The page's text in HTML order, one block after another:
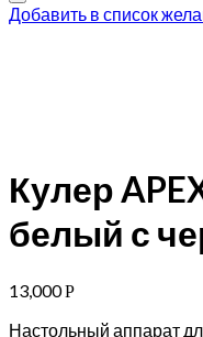
Добавить в список
Кулер
белый с
13,000Р
Настольный аппарат